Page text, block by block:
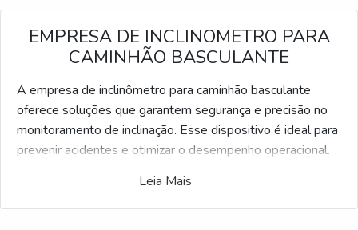
EMPRESA DE INCLINOMETRO PARA
CAMINHÃO BASCULANTE
A empresa de inclinômetro para caminhão basculante
oferece soluções que garantem segurança e precisão no
monitoramento de inclinação. Esse dispositivo é ideal para
prevenir acidentes e otimizar o desempenho operacional.
O QUE É A EMPRESA DE INCLINÔMETRO PARA
Leia Mais